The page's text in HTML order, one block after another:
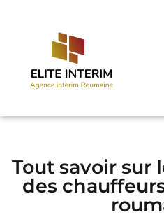
Tout savoir sur
des